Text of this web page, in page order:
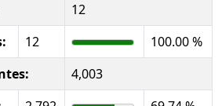
12
12
100.00 %
4,003